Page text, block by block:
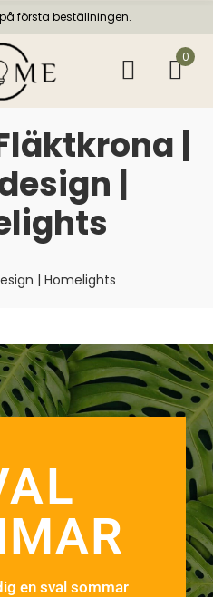
på första beställningen.
0
|
|
| Homelights
en sval sommar